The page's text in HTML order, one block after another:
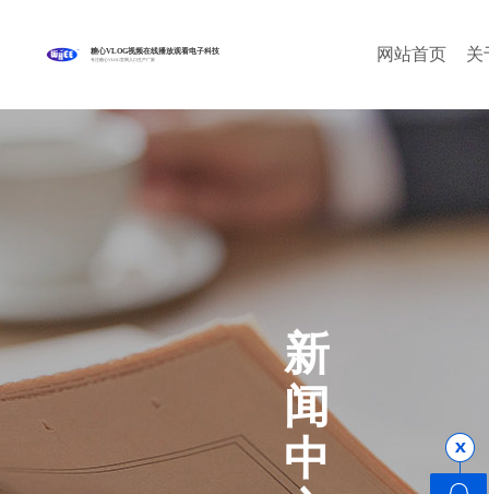
糖心VLOG视频在线播放观看电子科技
专注糖心VLOG官网入口生产厂家 网站首页 关
新
闻
中